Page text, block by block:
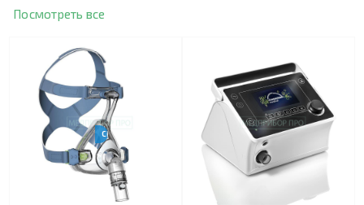
Посмотреть все
CPAP-BPAP-НВЛ